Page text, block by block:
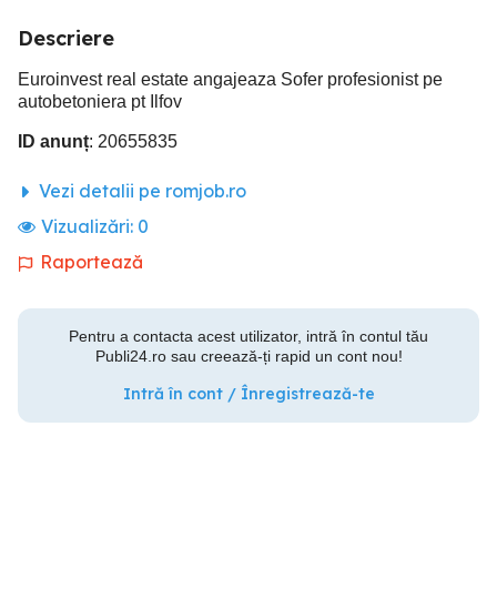
Descriere
Euroinvest real estate angajeaza Sofer profesionist pe
autobetoniera pt Ilfov
ID anunț: 20655835
Vezi detalii pe romjob.ro
Vizualizări: 0
Raportează
Pentru a contacta acest utilizator, intră în contul tău
Publi24.ro sau creează-ți rapid un cont nou!
Intră în cont / Înregistrează-te